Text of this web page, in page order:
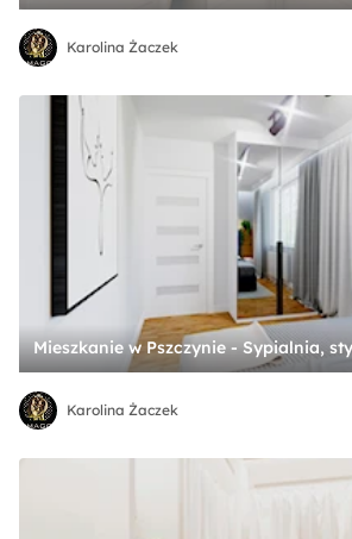
Karolina Żaczek
Karolina Żaczek